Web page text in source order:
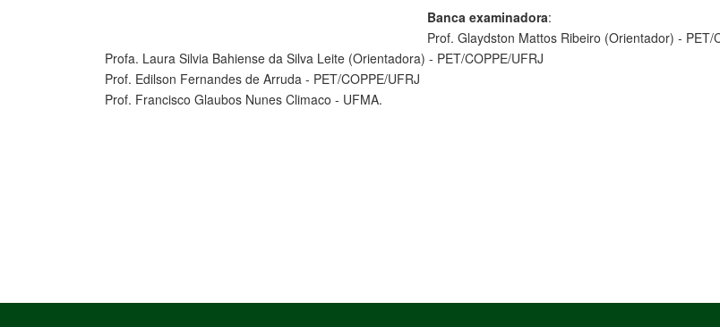
Banca examinadora:
Prof. Glaydston Mattos Ribeiro (Orientador) - PET/
Profa. Laura Silvia Bahiense da Silva Leite (Orientadora) - PET/COPPE/UFRJ
Prof. Edilson Fernandes de Arruda - PET/COPPE/UFRJ
Prof. Francisco Glaubos Nunes Climaco - UFMA.